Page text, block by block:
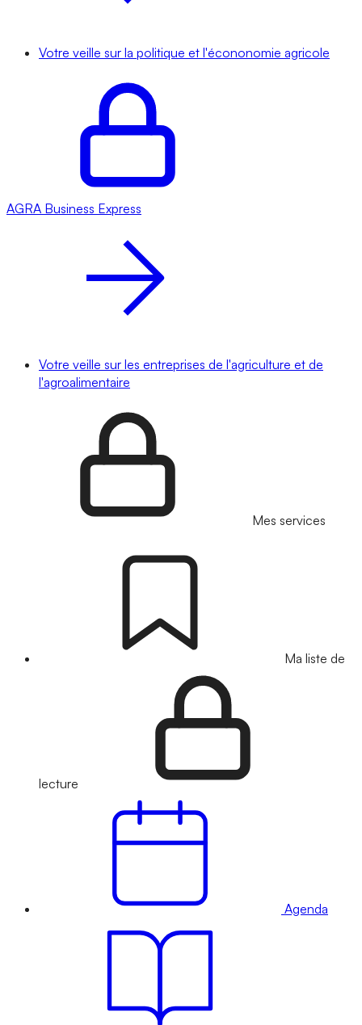
Votre veille sur la politique et l'écononomie agricole
AGRA Business Express
Votre veille sur les entreprises de l'agriculture et de
l'agroalimentaire
Mes services
Ma liste de
lecture
Agenda